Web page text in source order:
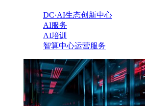
DC·AI生态创新中心
AI服务
AI培训
智算中心运营服务